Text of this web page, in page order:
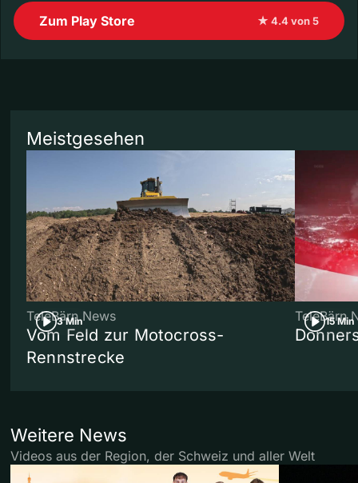
Zum Play Store ★ 4.4 von 5
Meistgesehen
3 Min
TeleBärn News
Vom Feld zur Motocross-
Rennstrecke
15 Min
TeleBärn
Weitere News
Videos aus der Region, der Schweiz und aller Welt